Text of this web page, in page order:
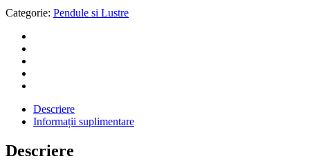
Categorie: Pendule si Lustre
Descriere
Informații suplimentare
Descriere